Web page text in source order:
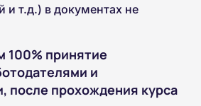
и т.д.) в документах не
100% принятие
и
после прохождения курса